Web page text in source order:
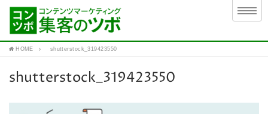
HOME shutterstock_319423550
shutterstock_319423550